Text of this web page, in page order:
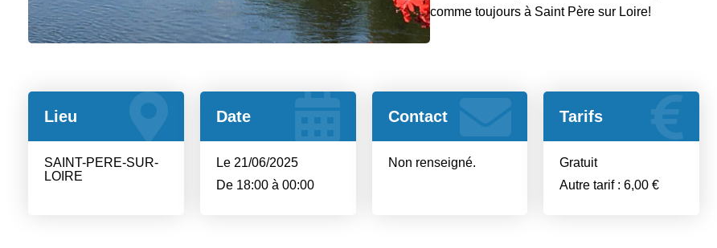
comme toujours à Saint Père sur Loire!
Lieu
SAINT-PERE-SUR-
LOIRE
Date
Le 21/06/2025
De 18:00 à 00:00
Contact
Non renseigné.
Tarifs
Gratuit
Autre tarif : 6,00 €